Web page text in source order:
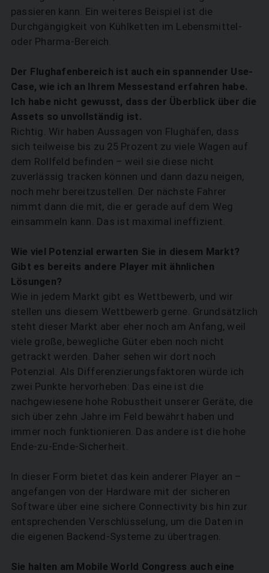
passieren kann. Ein weiteres Beispiel ist die
Durchgängigkeit von Kühlketten im Lebensmittel-
oder Pharma-Bereich.
Der Flughafenbereich ist auch ein spannender Use-
Case, wie ich an Ihrem Messestand erfahren habe.
Ich habe nicht gewusst, dass der Überblick über die
Assets so unvollständig ist.
Richtig. Wir haben Aussagen von Flughäfen, dass
sich teilweise bis zu 25 Prozent zu viele Wagen auf
dem Rollfeld befinden – weil sie diese nicht
zuverlässig tracken können und dann dazu neigen,
noch mehr bereitzustellen. Der nächste Fahrer
nimmt dann die mit, die er gerade auf dem Weg
einsammeln kann. Das ist maximal ineffizient.
Wie viel Potenzial erwarten Sie in ­diesem Markt?
Gibt es bereits andere Player mit ähnlichen
Lösungen?
Wie in jedem Markt gibt es Wettbewerb, und wir
stellen uns diesem Wettbewerb gerne. Grundsätzlich
steht dieser Markt aber eher noch am Anfang, weil
viele große, bewegliche Güter eben noch nicht
getrackt werden. Daher sehen wir dort noch
Potenzial. Als Differenzierungsfaktoren würde ich
zwei Punkte hervorheben: Das eine ist die
nachgewiesene hohe Robustheit unserer Geräte, die
sich über zehn Jahre im Feld bewährt haben und
immer noch funktionieren. Das andere ist die hohe
Ende-zu-Ende-Sicherheit.
In dieser Form bietet das kein anderer Player an –
angefangen von der Hardware mit der sicheren
Software über eine sichere Connectivity bis hin zur
entsprechenden Verschlüsselung, um die Daten in
die eigenen Backend-Systeme zu übertragen.
Sie halten am Mobile World Congress auch eine